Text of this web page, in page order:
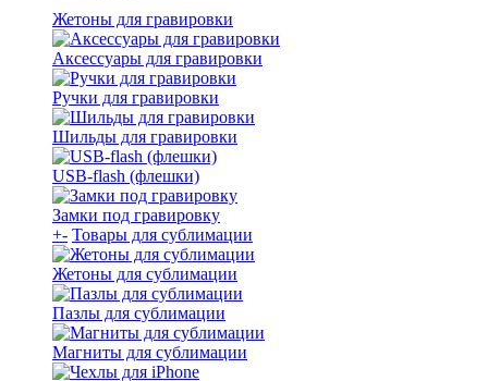
Жетоны для гравировки
Аксессуары для гравировки
Ручки для гравировки
Шильды для гравировки
USB-flash (флешки)
Замки под гравировку
+- Товары для сублимации
Жетоны для сублимации
Пазлы для сублимации
Магниты для сублимации